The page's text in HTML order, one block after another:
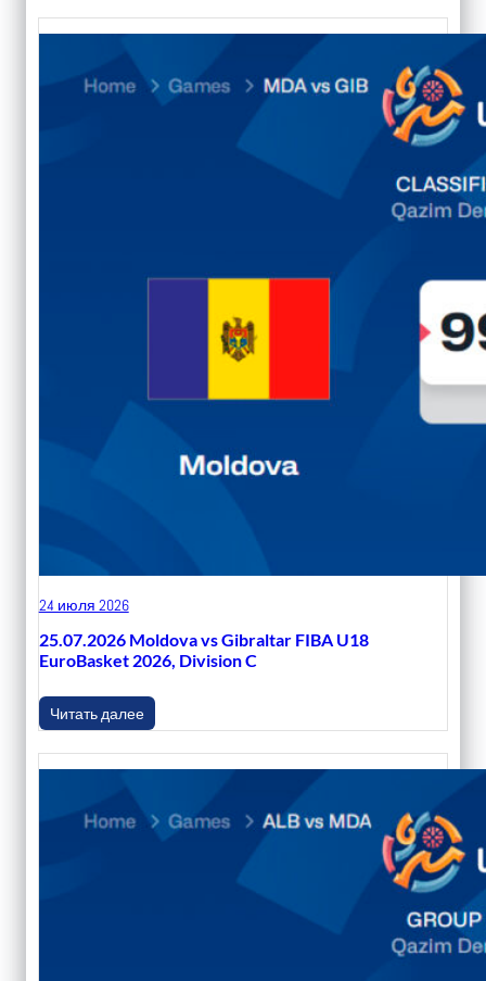
24 июля 2026
25.07.2026 Moldova vs Gibraltar FIBA U18
EuroBasket 2026, Division C
Читать далее